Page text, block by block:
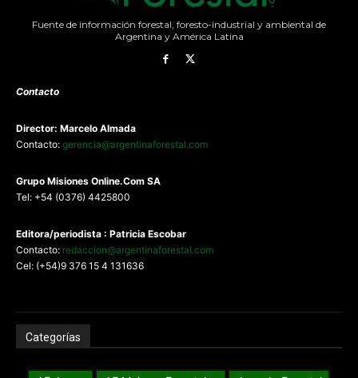
Fuente de información forestal, foresto-industrial y ambiental de
Argentina y América Latina
Contacto
Director: Marcelo Almada
Contacto: gerencia@argentinaforestal.com
Grupo Misiones Online.Com SA
Tel: +54 (0376) 4425800
Editora/periodista : Patricia Escobar
Contacto: redaccion@argentinaforestal.com
Cel: (+54)9 376 15 4 131636
Categorías